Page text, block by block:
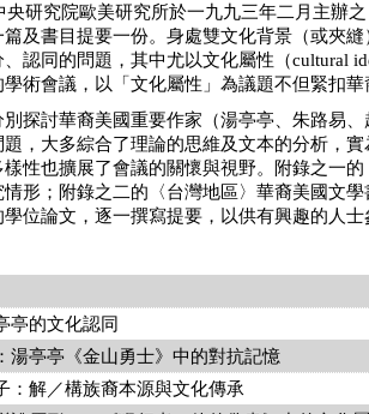
央研究院歐美研究所於一九九三年二月主辦
及書目提要一份。身處雙文化背景（或夾
認同的問題，其中尤以文化屬性（cultural
術會議，以「文化屬性」為議題不但緊扣
討華裔美國重要作家（湯亭亭、朱路易、
，大多綜合了理論的思維及文本的分析，
性也擴展了會議的關懷與視野。附錄之一
形；附錄之二的〈台灣地區〉華裔美國文
位論文，逐一撰寫提要，以供有興趣的人
亭的文化認同
湯亭亭《金山勇士》中的對抗記憶
：解／構族裔本源與文化傳承